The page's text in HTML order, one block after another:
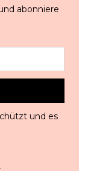
abonniere
und es